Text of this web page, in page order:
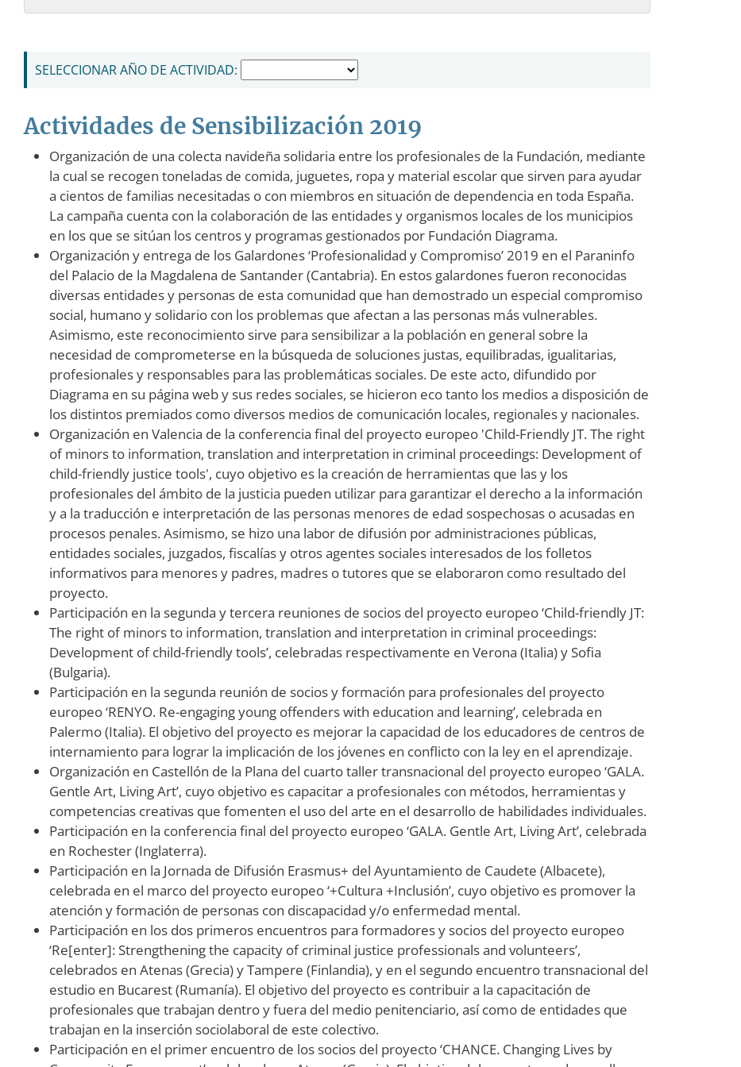
NAVEGACIÓN PRINCIPAL
SELECCIONAR AÑO DE ACTIVIDAD:
Actividades de Sensibilización 2019
Organización de una colecta navideña solidaria entre los profesionales de la Fundación, mediante
la cual se recogen toneladas de comida, juguetes, ropa y material escolar que sirven para ayudar
a cientos de familias necesitadas o con miembros en situación de dependencia en toda España.
La campaña cuenta con la colaboración de las entidades y organismos locales de los municipios
en los que se sitúan los centros y programas gestionados por Fundación Diagrama.
Organización y entrega de los Galardones ‘Profesionalidad y Compromiso’ 2019 en el Paraninfo
del Palacio de la Magdalena de Santander (Cantabria). En estos galardones fueron reconocidas
diversas entidades y personas de esta comunidad que han demostrado un especial compromiso
social, humano y solidario con los problemas que afectan a las personas más vulnerables.
Asimismo, este reconocimiento sirve para sensibilizar a la población en general sobre la
necesidad de comprometerse en la búsqueda de soluciones justas, equilibradas, igualitarias,
profesionales y responsables para las problemáticas sociales. De este acto, difundido por
Diagrama en su página web y sus redes sociales, se hicieron eco tanto los medios a disposición de
los distintos premiados como diversos medios de comunicación locales, regionales y nacionales.
Organización en Valencia de la conferencia final del proyecto europeo 'Child-Friendly JT. The right
of minors to information, translation and interpretation in criminal proceedings: Development of
child-friendly justice tools', cuyo objetivo es la creación de herramientas que las y los
profesionales del ámbito de la justicia pueden utilizar para garantizar el derecho a la información
y a la traducción e interpretación de las personas menores de edad sospechosas o acusadas en
procesos penales. Asimismo, se hizo una labor de difusión por administraciones públicas,
entidades sociales, juzgados, fiscalías y otros agentes sociales interesados de los folletos
informativos para menores y padres, madres o tutores que se elaboraron como resultado del
proyecto.
Participación en la segunda y tercera reuniones de socios del proyecto europeo ‘Child-friendly JT:
The right of minors to information, translation and interpretation in criminal proceedings:
Development of child-friendly tools’, celebradas respectivamente en Verona (Italia) y Sofia
(Bulgaria).
Participación en la segunda reunión de socios y formación para profesionales del proyecto
europeo ‘RENYO. Re-engaging young offenders with education and learning’, celebrada en
Palermo (Italia). El objetivo del proyecto es mejorar la capacidad de los educadores de centros de
internamiento para lograr la implicación de los jóvenes en conflicto con la ley en el aprendizaje.
Organización en Castellón de la Plana del cuarto taller transnacional del proyecto europeo ‘GALA.
Gentle Art, Living Art’, cuyo objetivo es capacitar a profesionales con métodos, herramientas y
competencias creativas que fomenten el uso del arte en el desarrollo de habilidades individuales.
Participación en la conferencia final del proyecto europeo ‘GALA. Gentle Art, Living Art’, celebrada
en Rochester (Inglaterra).
Participación en la Jornada de Difusión Erasmus+ del Ayuntamiento de Caudete (Albacete),
celebrada en el marco del proyecto europeo ‘+Cultura +Inclusión’, cuyo objetivo es promover la
atención y formación de personas con discapacidad y/o enfermedad mental.
Participación en los dos primeros encuentros para formadores y socios del proyecto europeo
‘Re[enter]: Strengthening the capacity of criminal justice professionals and volunteers’,
celebrados en Atenas (Grecia) y Tampere (Finlandia), y en el segundo encuentro transnacional del
estudio en Bucarest (Rumanía). El objetivo del proyecto es contribuir a la capacitación de
profesionales que trabajan dentro y fuera del medio penitenciario, así como de entidades que
trabajan en la inserción sociolaboral de este colectivo.
Participación en el primer encuentro de los socios del proyecto ‘CHANCE. Changing Lives by